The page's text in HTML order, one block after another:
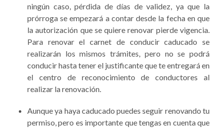
ningún caso, pérdida de días de validez, ya que la
prórroga se empezará a contar desde la fecha en que
la autorización que se quiere renovar pierde vigencia.
Para renovar el carnet de conducir caducado se
realizarán los mismos trámites, pero no se podrá
conducir hasta tener el justificante que te entregará en
el centro de reconocimiento de conductores al
realizar la renovación.
Aunque ya haya caducado puedes seguir renovando tu
permiso, pero es importante que tengas en cuenta que